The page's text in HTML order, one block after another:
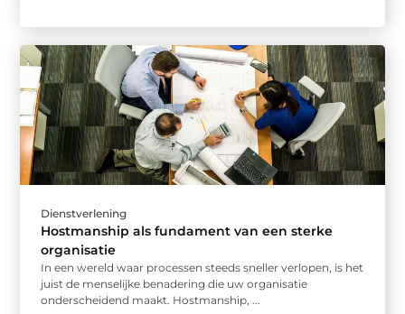
Dienstverlening
Hostmanship als fundament van een sterke
organisatie
In een wereld waar processen steeds sneller verlopen, is het
juist de menselijke benadering die uw organisatie
onderscheidend maakt. Hostmanship, ...